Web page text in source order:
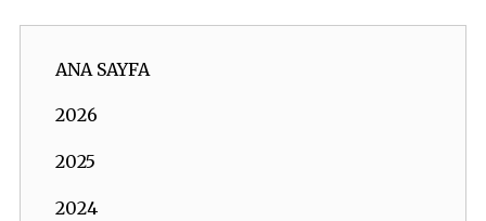
Determined Contributions
ANA SAYFA
2026
2025
2024